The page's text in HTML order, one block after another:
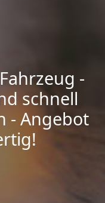
-
schnell
- Angebot